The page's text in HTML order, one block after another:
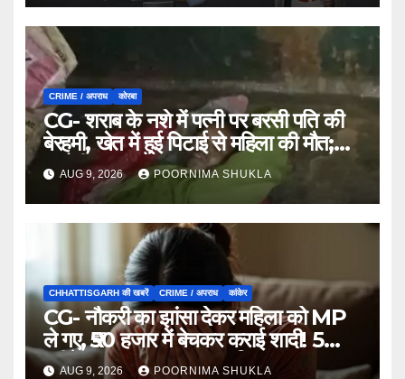
CRIME / अपराध कोरबा
CG- शराब के नशे में पत्नी पर बरसी पति की
बेरहमी, खेत में हुई पिटाई से महिला की मौत;
आरोपी फरार…
AUG 9, 2026 POORNIMA SHUKLA
CHHATTISGARH की खबरें CRIME / अपराध कांकेर
CG- नौकरी का झांसा देकर महिला को MP
ले गए, ₹50 हजार में बेचकर कराई शादी! 5
महीने बाद खुला पूरा राज, 3 गिरफ्तार…
AUG 9, 2026 POORNIMA SHUKLA